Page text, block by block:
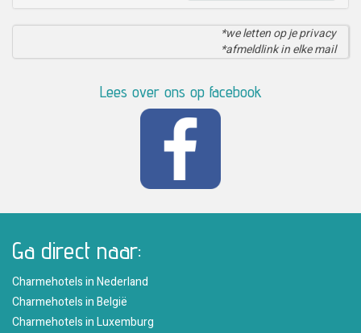
*we letten op je privacy
*afmeldlink in elke mail
Lees over ons op facebook
Ga direct naar:
Charmehotels in Nederland
Charmehotels in België
Charmehotels in Luxemburg